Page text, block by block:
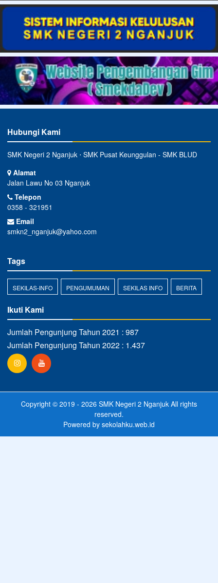
Hubungi Kami
SMK Negeri 2 Nganjuk ⋅ SMK Pusat Keunggulan - SMK BLUD
Alamat
Jalan Lawu No 03 Nganjuk
Telepon
0358 - 321951
Email
smkn2_nganjuk@yahoo.com
Tags
SEKILAS-INFO PENGUMUMAN SEKILAS INFO BERITA
Ikuti Kami
Jumlah Pengunjung Tahun 2021 : 987
Jumlah Pengunjung Tahun 2022 : 1.437
Copyright © 2019 - 2026 SMK Negeri 2 Nganjuk All rights
reserved.
Powered by sekolahku.web.id